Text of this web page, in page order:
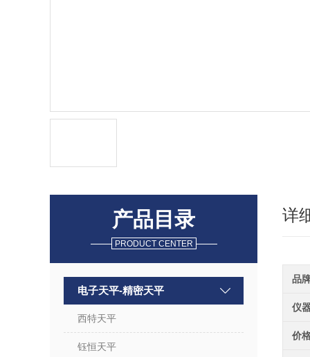
产品目录
PRODUCT CENTER
电子天平-精密天平
西特天平
钰恒天平
详
品
仪
价